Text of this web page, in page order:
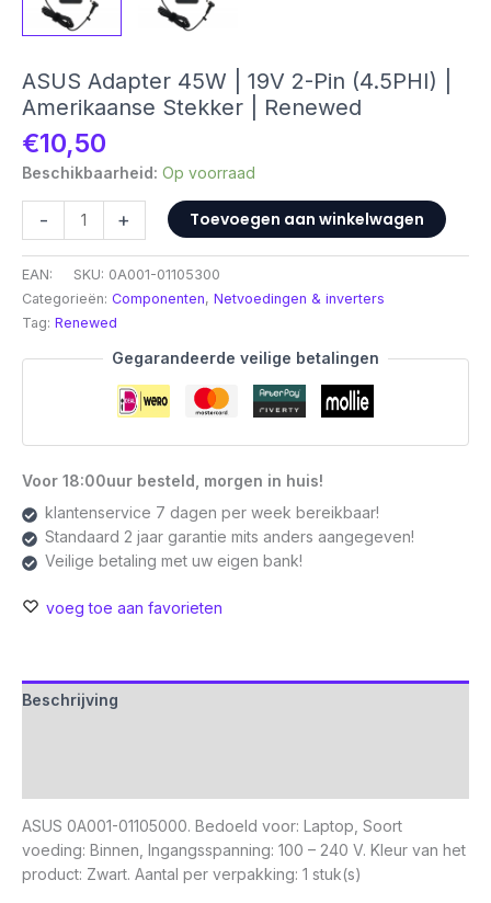
ASUS Adapter 45W | 19V 2-Pin (4.5PHI) |
Amerikaanse Stekker | Renewed
€10,50
Beschikbaarheid: Op voorraad
-
Adapter
45W
|
19V
2-
Pin
Stekker
|
aantal
+ Toevoegen aan winkelwagen
EAN: SKU: 0A001-01105300
Categorieën: Componenten, Netvoedingen & inverters
Tag: Renewed
Gegarandeerde veilige betalingen
Voor 18:00uur besteld, morgen in huis!
klantenservice 7 dagen per week bereikbaar!
Standaard 2 jaar garantie mits anders aangegeven!
Veilige betaling met uw eigen bank!
voeg toe aan favorieten
Beschrijving
ASUS 0A001-01105000. Bedoeld voor: Laptop, Soort
voeding: Binnen, Ingangsspanning: 100 – 240 V. Kleur van het
product: Zwart. Aantal per verpakking: 1 stuk(s)